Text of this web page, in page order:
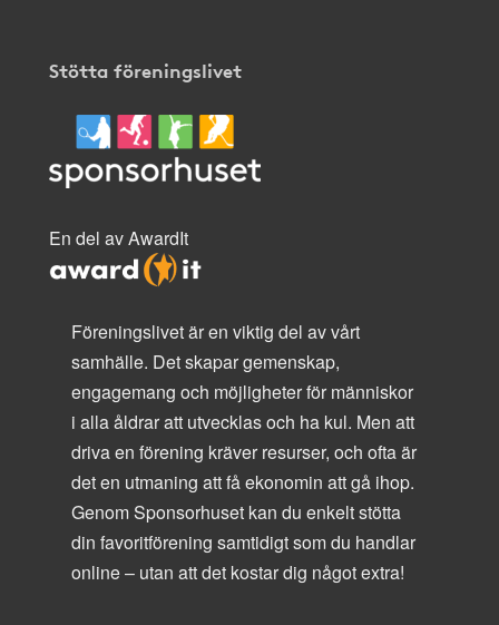
Stötta föreningslivet
En del av AwardIt
Föreningslivet är en viktig del av vårt
samhälle. Det skapar gemenskap,
engagemang och möjligheter för människor
i alla åldrar att utvecklas och ha kul. Men att
driva en förening kräver resurser, och ofta är
det en utmaning att få ekonomin att gå ihop.
Genom Sponsorhuset kan du enkelt stötta
din favoritförening samtidigt som du handlar
online – utan att det kostar dig något extra!